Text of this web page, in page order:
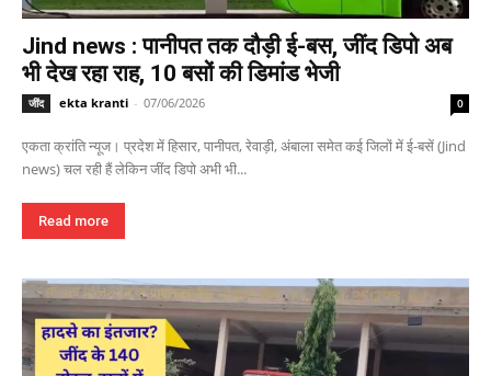
Jind news : पानीपत तक दौड़ी ई-बस, जींद डिपो अब
भी देख रहा राह, 10 बसों की डिमांड भेजी
जींद ekta kranti - 07/06/2026 0
एकता क्रांति न्यूज। प्रदेश में हिसार, पानीपत, रेवाड़ी, अंबाला समेत कई जिलों में ई-बसें (Jind
news) चल रही हैं लेकिन जींद डिपो अभी भी...
Read more